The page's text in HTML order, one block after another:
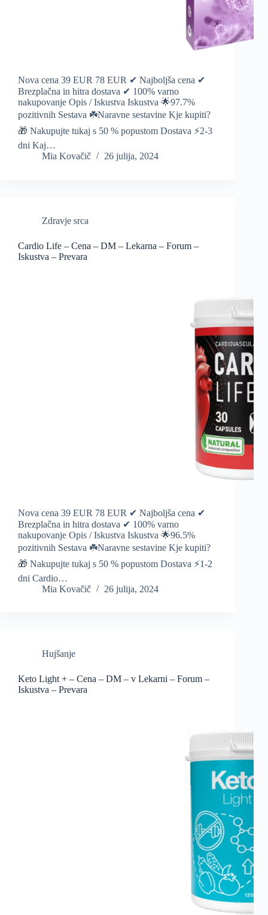
Nova cena 39 EUR 78 EUR ✔ Najboljša cena ✔
Brezplačna in hitra dostava ✔ 100% varno
nakupovanje Opis / Iskustva Iskustva 🌟97.7%
pozitivnih Sestava ☘️Naravne sestavine Kje kupiti?
🎁 Nakupujte tukaj s 50 % popustom Dostava ⚡️2-3
dni Kaj…
Mia Kovačič
26 julija, 2024
Zdravje srca
Cardio Life – Cena – DM – Lekarna – Forum –
Iskustva – Prevara
Nova cena 39 EUR 78 EUR ✔ Najboljša cena ✔
Brezplačna in hitra dostava ✔ 100% varno
nakupovanje Opis / Iskustva Iskustva 🌟96.5%
pozitivnih Sestava ☘️Naravne sestavine Kje kupiti?
🎁 Nakupujte tukaj s 50 % popustom Dostava ⚡️1-2
dni Cardio…
Mia Kovačič
26 julija, 2024
Hujšanje
Keto Light + – Cena – DM – v Lekarni – Forum –
Iskustva – Prevara